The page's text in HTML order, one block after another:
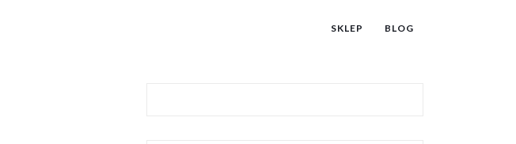
SKLEP BLOG